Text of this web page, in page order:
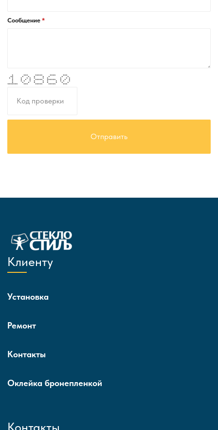
Сообщение
* *** ***** **** ***
** * * * * * * *
* * * * * * * * * * *
* * * * ***** ****** * * *
* * * * * * * * * * *
* * * * * * * * *
******* *** ***** ***** ***
Клиенту
Установка
Ремонт
Контакты
Оклейка бронепленкой
Контакты